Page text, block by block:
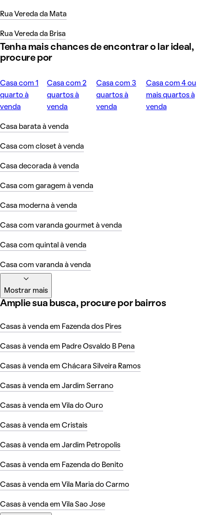
Rua Vereda da Mata
Rua Vereda da Brisa
Tenha mais chances de encontrar o lar ideal,
procure por
Casa com 1
quarto à
venda
Casa com 2
quartos à
venda
Casa com 3
quartos à
venda
Casa com 4 ou
mais quartos à
venda
Casa barata à venda
Casa com closet à venda
Casa decorada à venda
Casa com garagem à venda
Casa moderna à venda
Casa com varanda gourmet à venda
Casa com quintal à venda
Casa com varanda à venda
Mostrar mais
Amplie sua busca, procure por bairros
Casas à venda em Fazenda dos Pires
Casas à venda em Padre Osvaldo B Pena
Casas à venda em Chácara Silveira Ramos
Casas à venda em Jardim Serrano
Casas à venda em Vila do Ouro
Casas à venda em Cristais
Casas à venda em Jardim Petropolis
Casas à venda em Fazenda do Benito
Casas à venda em Vila Maria do Carmo
Casas à venda em Vila Sao Jose